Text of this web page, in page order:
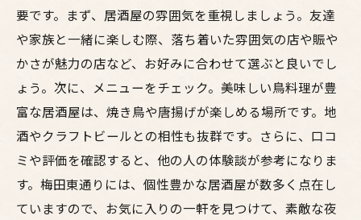
要です。まず、居酒屋の雰囲気を重視しましょう。友達
や家族と一緒に楽しむ際、落ち着いた雰囲気の店や賑や
かさが魅力の店など、お好みに合わせて選ぶと良いでし
ょう。次に、メニューをチェック。美味しい鳥料理が豊
富な居酒屋は、焼き鳥や唐揚げが楽しめる場所です。地
酒やクラフトビールとの相性も抜群です。さらに、口コ
ミや評価を確認すると、他の人の体験談が参考になりま
す。梅田東通りには、個性豊かな居酒屋が数多く点在し
ていますので、お気に入りの一軒を見つけて、素敵な夜